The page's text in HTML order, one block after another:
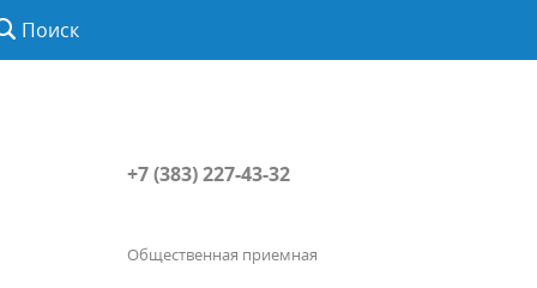
Поиск
+7 (383) 227-43-32
Общественная приемная